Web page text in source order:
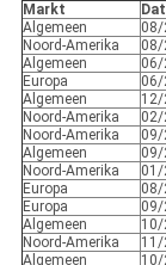
Markt
Algemeen
08/
Noord-Amerika
08/
Algemeen
06/
Europa
06/
Algemeen
12/
Noord-Amerika
02/
Noord-Amerika
09/
Algemeen
09/
Noord-Amerika
01/
Europa
08/
Europa
09/
Algemeen
10/
Noord-Amerika
11/
Algemeen
10/